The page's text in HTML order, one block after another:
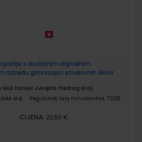
s dodatnim digitalnim
razredu gimnazija i strukovnih škola
Gall Danijel Jukopila Predrag Kralj
d.d. Registarski broj ministarstva: 7020
CIJENA: 22,50 €